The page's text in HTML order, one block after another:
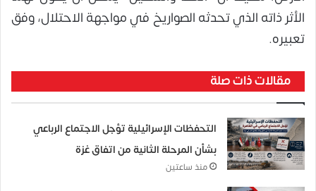
الأثر ذاته الذي تحدثه الصواريخ في مواجهة الاحتلال، وفق
تعبيره.
مقالات ذات صلة
التحفظات الإسرائيلية تؤجل الاجتماع الرباعي
بشأن المرحلة الثانية من اتفاق غزة
منذ ساعتين